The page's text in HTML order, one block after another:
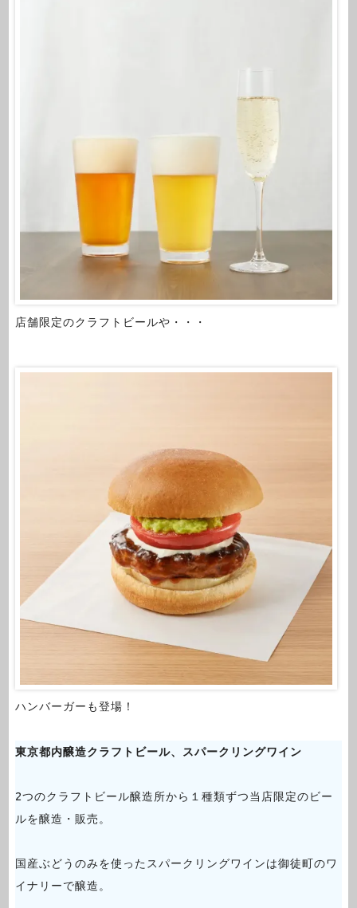
店舗限定のクラフトビールや・・・
ハンバーガーも登場！
東京都内醸造クラフトビール、スパークリングワイン
2つのクラフトビール醸造所から１種類ずつ当店限定のビー
ルを醸造・販売。
国産ぶどうのみを使ったスパークリングワインは御徒町のワ
イナリーで醸造。